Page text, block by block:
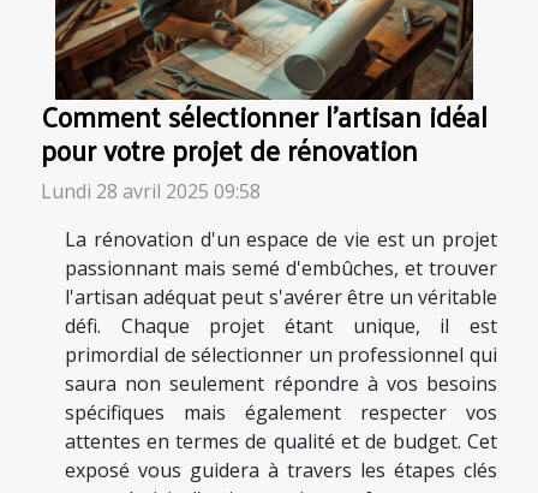
Comment sélectionner l'artisan idéal
pour votre projet de rénovation
Lundi 28 avril 2025 09:58
La rénovation d'un espace de vie est un projet
passionnant mais semé d'embûches, et trouver
l'artisan adéquat peut s'avérer être un véritable
défi. Chaque projet étant unique, il est
primordial de sélectionner un professionnel qui
saura non seulement répondre à vos besoins
spécifiques mais également respecter vos
attentes en termes de qualité et de budget. Cet
exposé vous guidera à travers les étapes clés